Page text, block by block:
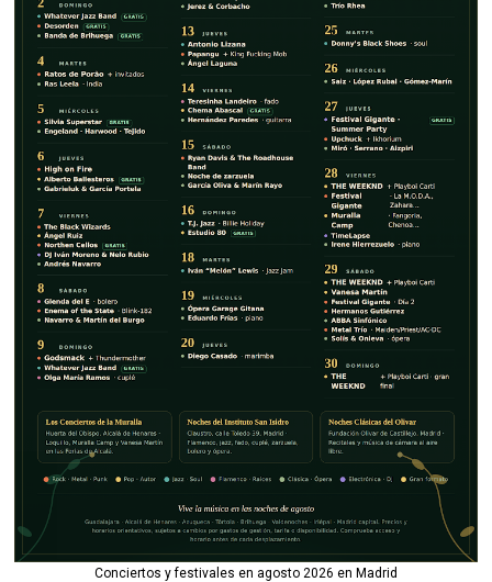
Conciertos y festivales en agosto 2026 en Madrid